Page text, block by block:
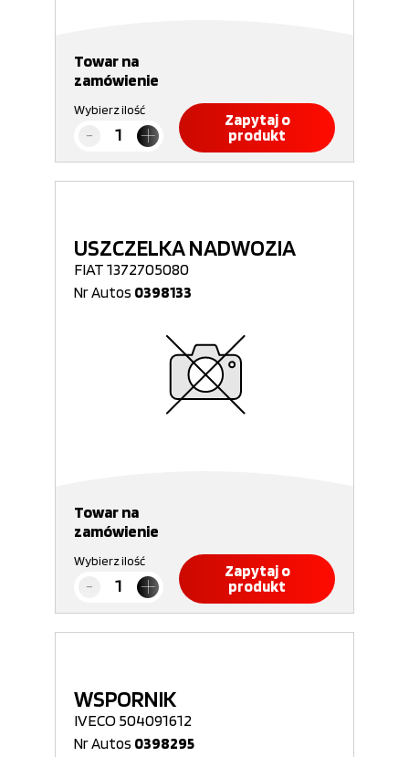
Towar na
zamówienie
Wybierz ilość
Zapytaj o
produkt
USZCZELKA NADWOZIA
FIAT 1372705080
Nr Autos 0398133
Towar na
zamówienie
Wybierz ilość
Zapytaj o
produkt
WSPORNIK
IVECO 504091612
Nr Autos 0398295